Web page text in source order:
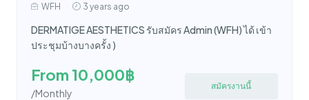
WFH 3 years ago
DERMATIGE AESTHETICS รับสมัคร Admin (WFH) ได้ เข้า
ประชุมบ้างบางครั้ง )
From 10,000฿
/Monthly
สมัครงานนี้